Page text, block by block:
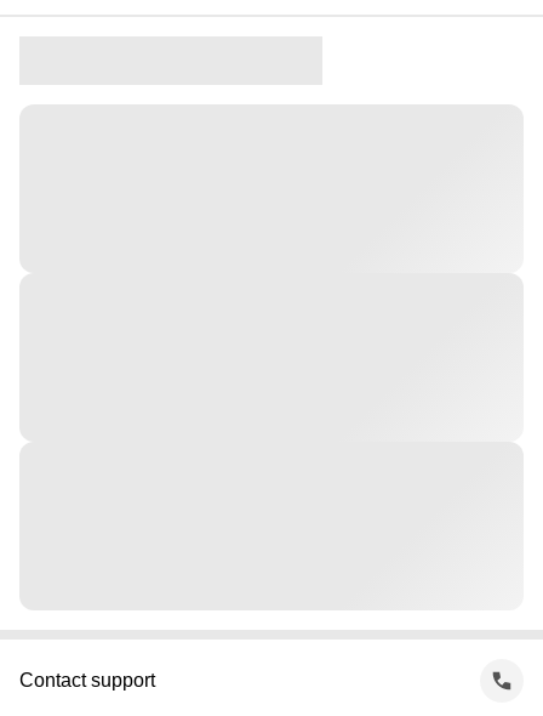
Contact support